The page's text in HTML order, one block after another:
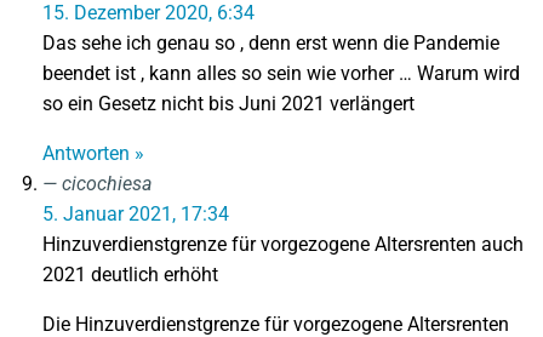
15. Dezember 2020, 6:34
Das sehe ich genau so , denn erst wenn die Pandemie
beendet ist , kann alles so sein wie vorher … Warum wird
so ein Gesetz nicht bis Juni 2021 verlängert
Antworten »
cicochiesa
5. Januar 2021, 17:34
Hinzuverdienstgrenze für vorgezogene Altersrenten auch
2021 deutlich erhöht
Die Hinzuverdienstgrenze für vorgezogene Altersrenten